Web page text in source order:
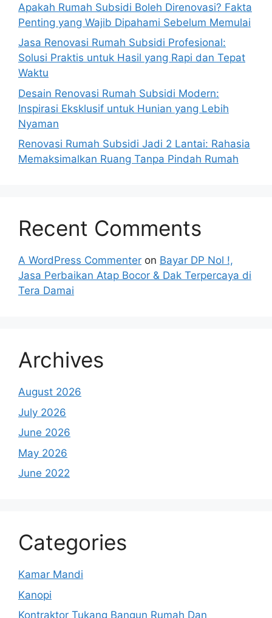
Apakah Rumah Subsidi Boleh Direnovasi? Fakta
Penting yang Wajib Dipahami Sebelum Memulai
Jasa Renovasi Rumah Subsidi Profesional:
Solusi Praktis untuk Hasil yang Rapi dan Tepat
Waktu
Desain Renovasi Rumah Subsidi Modern:
Inspirasi Eksklusif untuk Hunian yang Lebih
Nyaman
Renovasi Rumah Subsidi Jadi 2 Lantai: Rahasia
Memaksimalkan Ruang Tanpa Pindah Rumah
Recent Comments
A WordPress Commenter on Bayar DP Nol !,
Jasa Perbaikan Atap Bocor & Dak Terpercaya di
Tera Damai
Archives
August 2026
July 2026
June 2026
May 2026
June 2022
Categories
Kamar Mandi
Kanopi
Kontraktor Tukang Bangun Rumah Dan